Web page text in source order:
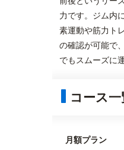
力です。ジム内
素運動や筋力ト
の確認が可能で
でもスムーズに
コース一
月額プラン